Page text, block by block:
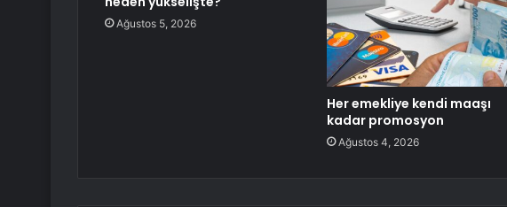
Ağustos 5, 2026
Her emekliye kendi maaşı
kadar promosyon
Ağustos 4, 2026